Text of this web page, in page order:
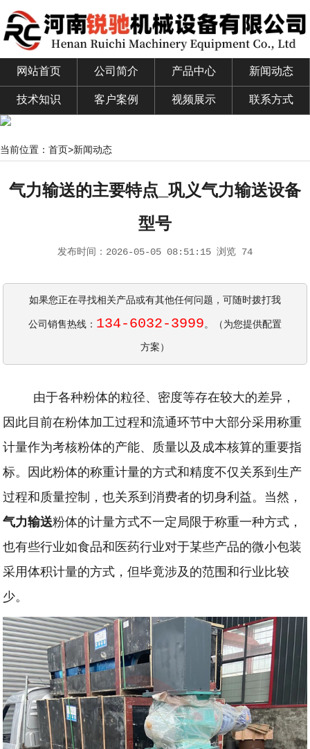
网站首页 公司简介 产品中心 新闻动态
技术知识 客户案例 视频展示 联系方式
当前位置： 首页>新闻动态
气力输送的主要特点_巩义气力输送设备
型号
发布时间： 2026-05-05 08:51:15浏览 74
如果您正在寻找相关产品或有其他任何问题，可随时拨打我
公司销售热线： 134-6032-3999。（为您提供配置
方案）
由于各种粉体的粒径、密度等存在较大的差异，
因此目前在粉体加工过程和流通环节中大部分采用称重
计量作为考核粉体的产能、质量以及成本核算的重要指
标。因此粉体的称重计量的方式和精度不仅关系到生产
过程和质量控制，也关系到消费者的切身利益。当然，
气力输送粉体的计量方式不一定局限于称重一种方式，
也有些行业如食品和医药行业对于某些产品的微小包装
采用体积计量的方式，但毕竟涉及的范围和行业比较
少。